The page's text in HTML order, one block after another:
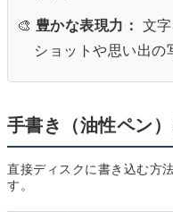
🎨 豊かな表現力：
文
ショットや思い出の
手書き（油性ペン
直接ディスクに書き込む方
す。